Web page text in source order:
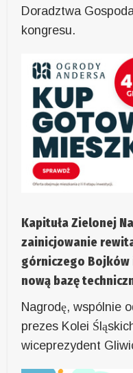
Doradztwa
kongresu.
Kapituła Zielonej
zainicjowanie
górniczego Bojków
nową bazę
Nagrodę, wspólnie
prezes Kolei
wiceprezydent